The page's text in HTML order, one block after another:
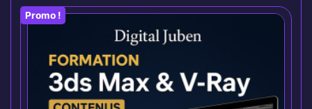
Promo !